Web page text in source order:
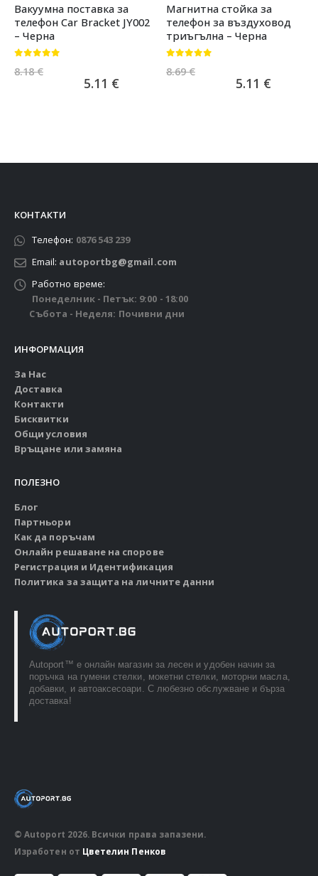
Вакуумна поставка за
телефон Car Bracket JY002
– Черна
8.18€
5.11 €
Магнитна стойка за
телефон за въздуховод
триъгълна – Черна
8.69€
5.11 €
КОНТАКТИ
Телефон: 0876 543 239
Email: autoportbg@gmail.com
Работно време:
Понеделник - Петък: 9:00 - 18:00
Събота - Неделя: Почивни дни
ИНФОРМАЦИЯ
За Нас
Доставка
Контакти
Бисквитки
Общи условия
Връщане или замяна
ПОЛЕЗНО
Блог
Партньори
Как да поръчам
Онлайн решаване на спорове
Регистрация и Идентификация
Политика за защита на личните данни
Autoport™ e онлайн магазин за лесен и удобен начин за
поръчка на гумени стелки, мокетни стелки, моторни масла,
добавки, и автоаксесоари. С любезно обслужване и бърза
доставка!
© Autoport 2026. Всички права запазени.
Изработен от Цветелин Пенков